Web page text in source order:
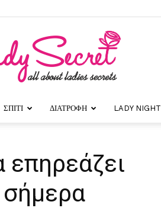
Secret
ΣΠΙΤΙ ΔΙΑΤΡΟΦΗ LADY NIGHT
επηρεάζει
σήμερα